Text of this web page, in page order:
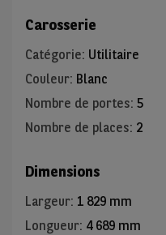
Carosserie
Catégorie: Utilitaire
Couleur: Blanc
Nombre de portes: 5
Nombre de places: 2
Dimensions
Largeur: 1 829 mm
Longueur: 4 689 mm